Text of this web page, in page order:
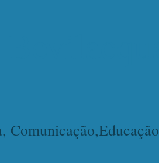
Comunicação,Educação